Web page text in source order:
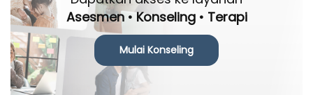
Asesmen • Konseling • Terapi
Mulai Konseling